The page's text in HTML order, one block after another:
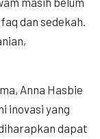
dan sedekah.
Anna Hasbie
inovasi yang
dapat